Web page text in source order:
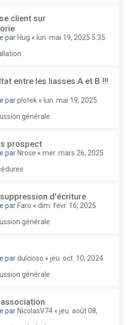
client sur
par Hug « lun. mai 19, 2025 5:35
entre les liasses A et B !!!
parplotek « lun. mai 19, 2025
générale
prospect
par Nrose « mer. mars 26, 2025
d'écriture
par Faro « dim. févr. 16, 2025
générale
pardulcioso « jeu. oct. 10, 2024
générale
par NicolasV74 « jeu. août 08,